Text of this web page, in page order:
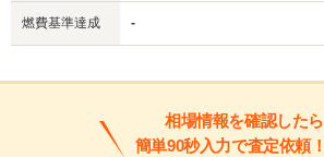
燃費基準達成 -
相場情報を確認したら
簡単90秒入力で査定依頼！